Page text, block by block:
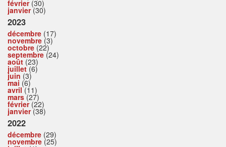
février(30)
janvier(30)
2023
décembre (17)
novembre (3)
octobre (22)
septembre (24)
août (23)
juillet(6)
juin (3)
mai (6)
avril(11)
mars(27)
février(22)
janvier(38)
2022
décembre (29)
novembre (25)